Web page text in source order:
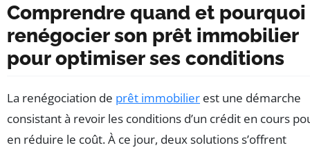
Comprendre quand et pourquoi
renégocier son prêt immobilier
pour optimiser ses conditions
La renégociation de prêt immobilier est une démarche
consistant à revoir les conditions d’un crédit en cours
en réduire le coût. À ce jour, deux solutions s’offrent